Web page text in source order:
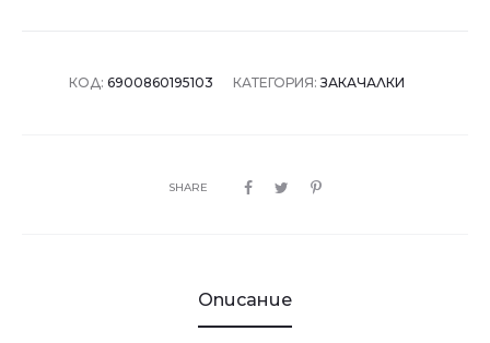
КОД: 6900860195103 КАТЕГОРИЯ:ЗАКАЧАЛКИ
SHARE
Описание